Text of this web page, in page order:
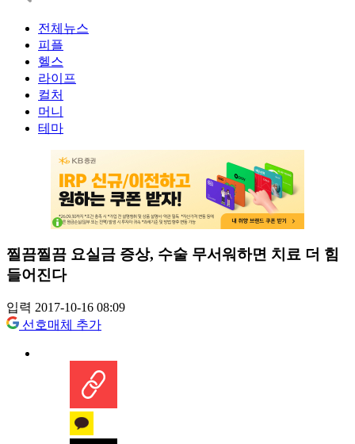
전체뉴스
피플
헬스
라이프
컬처
머니
테마
찔끔찔끔 요실금 증상, 수술 무서워하면 치료 더 힘
들어진다
입력 2017-10-16 08:09
선호매체 추가